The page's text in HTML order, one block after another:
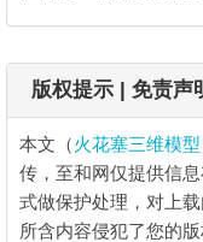
版权提示 | 免责声
本文（火花塞三维模型
传，至和网仅提供信
式做保护处理，对上
所含内容侵犯了您的